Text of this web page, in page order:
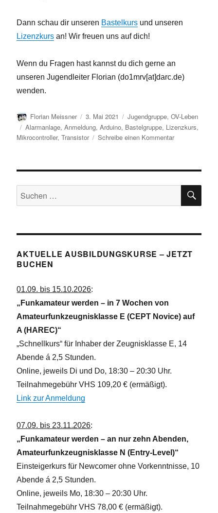
Dann schau dir unseren Bastelkurs und unseren
Lizenzkurs an! Wir freuen uns auf dich!
Wenn du Fragen hast kannst du dich gerne an
unseren Jugendleiter Florian (do1mrv[at]darc.de)
wenden.
Autor
Florian Meissner
Veröffentlicht
am
3. Mai 2021 Kategorien
Jugendgruppe,OV-Leben
Schlagwörter
Alarmanlage,Anmeldung,Arduino, Bastelgruppe, Lizenzkurs,
Mikrocontroller,Transistor Schreibe einen Kommentarzu
Suchen
nach:
AKTUELLE AUSBILDUNGSKURSE – JETZT
BUCHEN
01.09. bis 15.10.2026:
„Funkamateur werden – in 7 Wochen von
Amateurfunkzeugnisklasse E (CEPT Novice) auf
A (HAREC)“
„Schnellkurs“ für Inhaber der Zeugnisklasse E, 14
Abende á 2,5 Stunden.
Online, jeweils Di und Do, 18:30 – 20:30 Uhr.
Teilnahmegebühr VHS 109,20 € (ermäßigt).
Link zur Anmeldung
07.09. bis 23.11.2026:
„Funkamateur werden – an nur zehn Abenden,
Amateurfunkzeugnisklasse N (Entry-Level)“
Einsteigerkurs für Newcomer ohne Vorkenntnisse, 10
Abende á 2,5 Stunden.
Online, jeweils Mo, 18:30 – 20:30 Uhr.
Teilnahmegebühr VHS 78,00 € (ermäßigt).